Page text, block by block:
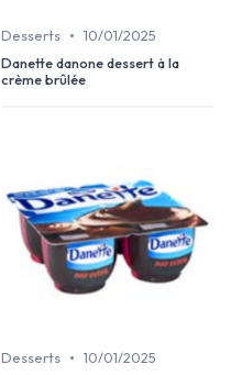
Desserts • 10/01/2025
Danette danone dessert à la
crème brûlée
Desserts • 10/01/2025